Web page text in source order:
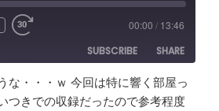
00:00 / 13:46
SUBSCRIBE
SHARE
Apple Podcasts
な・・・ｗ 今回は特に響く部屋っ
つきでの収録だったので参考程度